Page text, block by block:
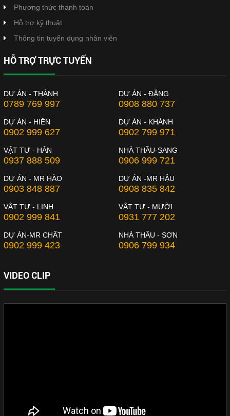
Phương thức thanh toán
Hỗ trợ kỹ thuật
Thông tin tuyển dụng nhân viên
HỖ TRỢ TRỰC TUYẾN
DỰ ÁN - THÀNH
0789 769 997
DỰ ÁN - ĐĂNG
0908 880 737
DỰ ÁN - HIÊN
0902 999 627
DỰ ÁN - KHÁNH
0902 799 971
VẬT TƯ - HÂN
0937 888 509
NHÀ THẦU-SANG
0906 999 721
DỰ ÁN - MR HÀO
0903 848 887
DỰ ÁN -MR HẬU
0908 835 842
VẬT TƯ - LINH
0902 999 841
VẬT TƯ - MƯỜI
0931 777 202
DỰ ÁN-MR CHẤT
0902 999 423
NHÀ THẦU - SƠN
0906 799 934
VIDEO CLIP